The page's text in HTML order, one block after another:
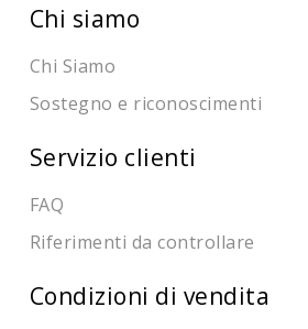
Chi siamo
Chi Siamo
Sostegno e riconoscimenti
Servizio clienti
FAQ
Riferimenti da controllare
Condizioni di vendita